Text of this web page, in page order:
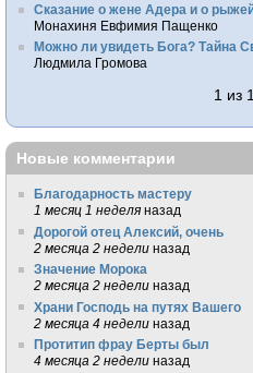
Сказание о жене Адера и о
Монахиня Евфимия Пащенко
Можно ли увидеть Бога? Тайна
Людмила Громова
1 из
Новые комментарии
Благодарность мастеру
1 месяц 1 неделя назад
Дорогой отец Алексий, очень
2 месяца 2 недели назад
Значение Морока
2 месяца 2 недели назад
Храни Господь на путях Вашего
2 месяца 4 недели назад
Протитип фрау Берты был
4 месяца 2 недели назад